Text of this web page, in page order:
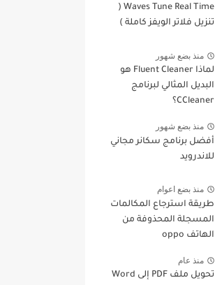
Waves Tune Real Time (
تنزيل فلاتر الويفز كاملة )
منذ بضع شهور
لماذا Fluent Cleaner هو
البديل المثالي لبرنامج
CCleaner؟
منذ بضع شهور
أفضل برنامج سكانر مجاني
للاندرويد
منذ بضع اعوام
طريقة استرجاع المكالمات
المسجلة المحذوفة من
الهاتف oppo
منذ عام
تحويل ملف PDF إلى Word